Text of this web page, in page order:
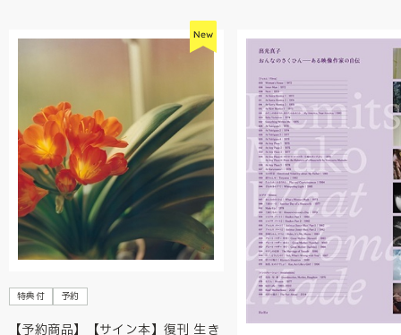
特典付 予約
【予約商品】【サイン本】復刊 生き